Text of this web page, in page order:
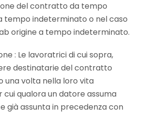
del contratto da tempo
tempo indeterminato o nel caso
origine a tempo indeterminato.
: Le lavoratrici di cui sopra,
destinatarie del contratto
una volta nella loro vita
cui qualora un datore assuma
già assunta in precedenza con